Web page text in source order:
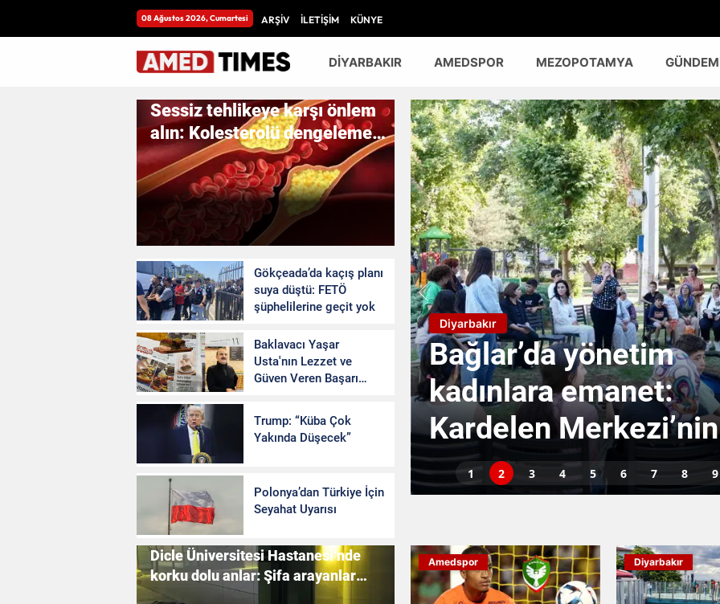
08 Ağustos 2026, Cumartesi ARŞİV İLETİŞİM KÜNYE
DİYARBAKIR AMEDSPOR MEZOPOTAMYA GÜNDEM
Sessiz tehlikeye karşı önlem
alın: Kolesterolü dengelemek
için bilmeniz gerekenler
Gökçeada’da kaçış planı
suya düştü: FETÖ
şüphelilerine geçit yok
Baklavacı Yaşar
Usta'nın Lezzet ve
Güven Veren Başarı
Trump: “Küba Çok
Yakında Düşecek”
Polonya’dan Türkiye İçin
Seyahat Uyarısı
Diyarbakır
Bağlar’da yönetim
kadınlara emanet:
Kardelen Merkezi’nin
rotasını onlar çizecek
Diyarbakır
karşı dev
gölet hayat
1 2 3 4 5 6 7 8 9
Dicle Üniversitesi Hastanesi’nde
korku dolu anlar: Şifa arayanlar
köpek sürülerinin arasında kaldı
Amedspor Diyarbakır